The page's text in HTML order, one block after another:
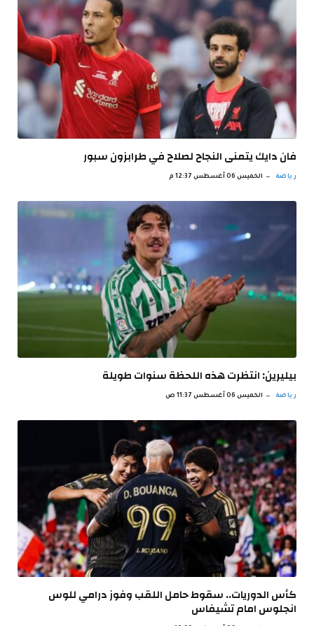
فان دايك يتمنى النجاح لصلاح في طرابزون سبور
رياضة الخميس 06 أغسطس 12:37 م
بيليرين: انتظرت هذه اللحظة سنوات طويلة
رياضة الخميس 06 أغسطس 11:37 ص
كأس الدوريات.. سقوط حامل اللقب وفوز درامي للوس
انجلوس امام تشيفاس